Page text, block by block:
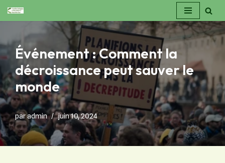
au
contenu
Événement : Comment la
décroissance peut sauver le
monde
paradmin juin 10, 2024